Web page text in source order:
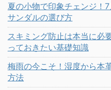
夏の小物で印象チェンジ！
サンダルの選び方
スキミング防止は本当に必
っておきたい基礎知識
梅雨の今こそ！湿度から本
方法